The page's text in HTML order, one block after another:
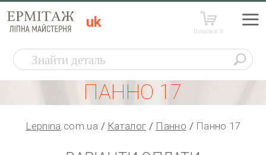
uk
Покупки:0
ПАННО 17
Lepnina.com.ua Каталог Панно Панно 17